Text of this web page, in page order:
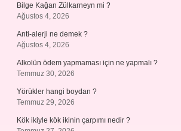
Bilge Kağan Zülkarneyn mi ?
Ağustos 4, 2026
Anti-alerji ne demek ?
Ağustos 4, 2026
Alkolün ödem yapmaması için ne yapmalı ?
Temmuz 30, 2026
Yörükler hangi boydan ?
Temmuz 29, 2026
Kök ikiyle kök ikinin çarpımı nedir ?